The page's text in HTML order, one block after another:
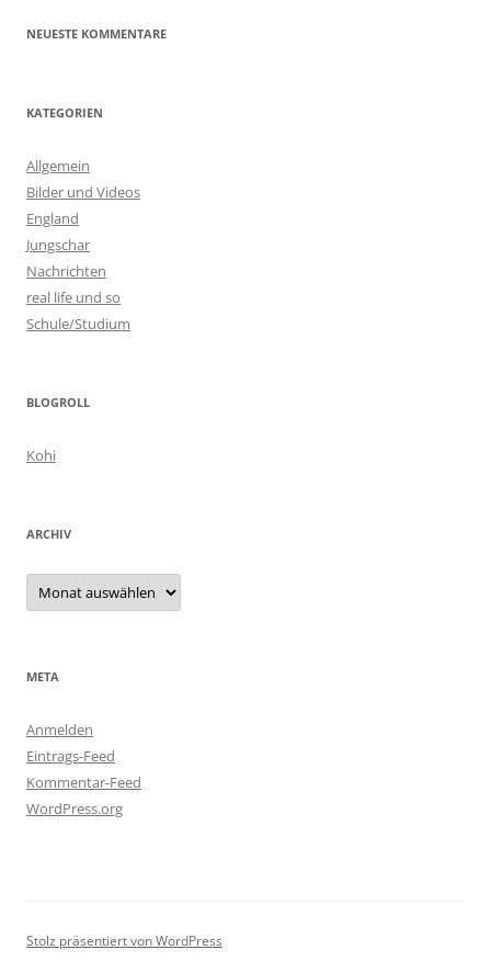
NEUESTE KOMMENTARE
KATEGORIEN
Allgemein
Bilder und Videos
England
Jungschar
Nachrichten
real life und so
Schule/Studium
BLOGROLL
Kohi
ARCHIV
Archiv
META
Anmelden
Eintrags-Feed
Kommentar-Feed
WordPress.org
Stolz präsentiert von WordPress